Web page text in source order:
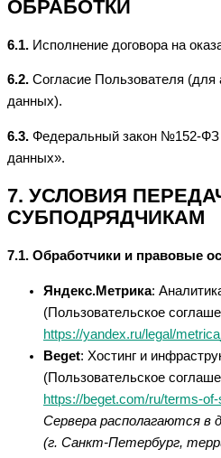
ОБРАБОТКИ
6.1. Исполнение договора на
6.2. Согласие Пользователя (для
данных).
6.3. Федеральный закон №152-
данных».
7. УСЛОВИЯ
СУБПОДРЯДЧИКАМ
7.1. Обработчики и правовые
Яндекс.Метрика:
(Пользовательское
https://yandex.ru/legal/
Beget: Хостинг и
(Пользовательское
https://beget.com/ru/terms-
Сервера располагаются в
(г. Санкт-Петербург,